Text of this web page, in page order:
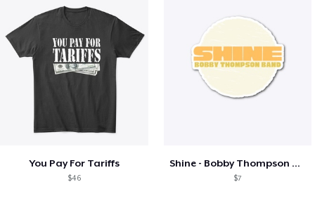
You Pay For Tariffs
$46
Shine - Bobby Thompson Band Merch
$7